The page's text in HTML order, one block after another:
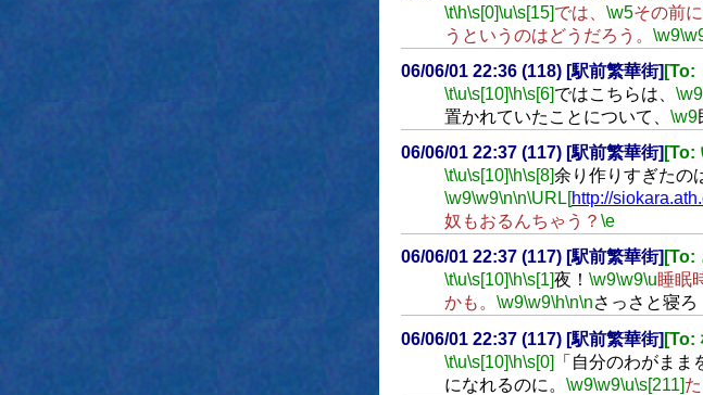
\t\h\s[0]\u\s[15]では、 \w5その前
うというのはどうだろう。 \w9
06/06/01 22:36 (118) [駅前繁華街] [To:
\t\u\s[10]\h\s[6]ではこちらは、 \w9
置かれていたことについて、 \w9
06/06/01 22:37 (117) [駅前繁華街] [To:
\t\u\s[10]\h\s[8]余り作りすぎたの
\w9\w9\n\n\URL[http://
奴もおるんちゃう？ \e
06/06/01 22:37 (117) [駅前繁華街] [To:
\t\u\s[10]\h\s[1]夜！ \w9\w9\u睡眠
かも。 \w9\w9\h\n\nさっさと寝ろ
06/06/01 22:37 (117) [駅前繁華街] [To:
\t\u\s[10]\h\s[0] 「自分のわがま
になれるのに。 \w9\w9\u\s[211]